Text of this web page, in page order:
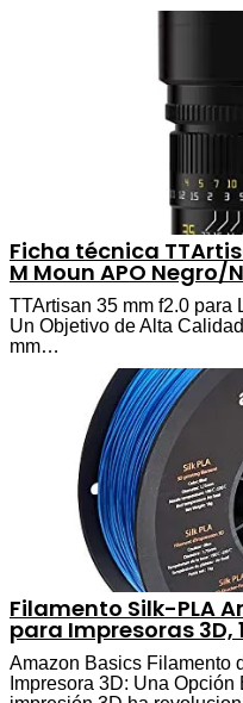
Ficha técnica
M Moun APO Negro/
TTArtisan 35 mm f2.0 para
Un Objetivo de Alta
mm…
Filamento Silk-PLA
para Impresoras 3D,
Amazon Basics Filamento
Impresora 3D: Una